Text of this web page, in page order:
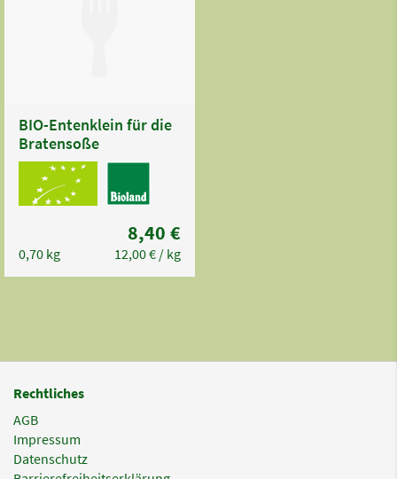
BIO-Entenklein für die
Bratensoße
0,70 kg
8,40 €
12,00 €/ kg
Rechtliches
AGB
Impressum
Datenschutz